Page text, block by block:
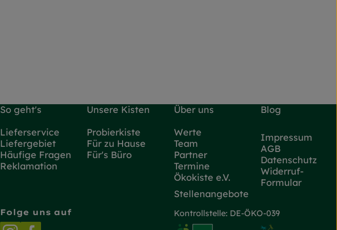
So geht's
Lieferservice
Liefergebiet
Häufige Fragen
Reklamation
Unsere Kisten
Probierkiste
Für zu Hause
Für's Büro
Über uns
Werte
Team
Partner
Termine
Ökokiste e.V.
Stellenangebote
Blog
Impressum
AGB
Datenschutz
Widerruf-
Formular
Folge uns auf
Externer Link zu https://www.instagram.com/flottekarotte_nrw/
Externer Link zu https://www.facebook.com/flottekarotteNRW/
Kontrollstelle: DE-ÖKO-039